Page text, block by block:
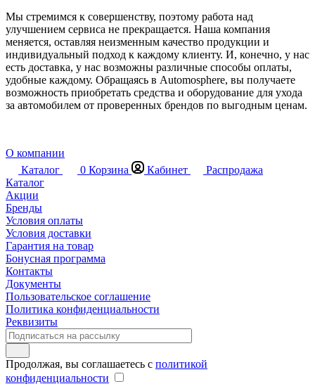
Мы стремимся к совершенству, поэтому работа над
улучшением сервиса не прекращается. Наша компания
меняется, оставляя неизменным качество продукции и
индивидуальный подход к каждому клиенту. И, конечно, у нас
есть доставка, у нас возможны различные способы оплаты,
удобные каждому. Обращаясь в Automosphere, вы получаете
возможность приобретать средства и оборудование для ухода
за автомобилем от проверенных брендов по выгодным ценам.
О компании
Каталог
0 Корзина Кабинет
Распродажа
Каталог
Акции
Бренды
Условия оплаты
Условия доставки
Гарантия на товар
Бонусная программа
Контакты
Документы
Пользовательское соглашение
Политика конфиденциальности
Реквизиты
Продолжая, вы соглашаетесь с политикой
конфиденциальности